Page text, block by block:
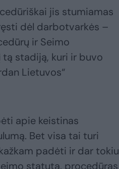
jis stumiamas
dėl darbotvarkės –
ir Seimo
tą stadiją, kuri ir buvo
Lietuvos“
apie keistinas
Bet visa tai turi
padėti ir dar tokiu
statutą, procedūras